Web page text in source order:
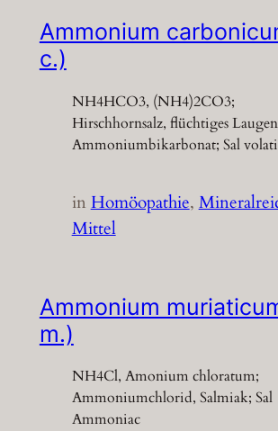
Ammonium
c.)
NH4HCO3, (NH4)2CO3;
Hirschhornsalz, flüchtiges
Ammoniumbikarbonat; Sal
inHomöopathie,
Mittel
Ammonium
m.)
NH4Cl, Amonium chloratum;
Ammoniumchlorid, Salmiak; Sal
Ammoniac